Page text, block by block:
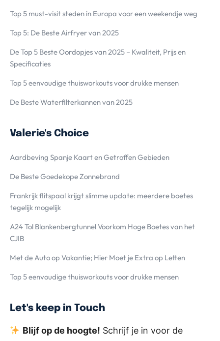
Top 5 must-visit steden in Europa voor een weekendje weg
Top 5: De Beste Airfryer van 2025
De Top 5 Beste Oordopjes van 2025 – Kwaliteit, Prijs en
Specificaties
Top 5 eenvoudige thuisworkouts voor drukke mensen
De Beste Waterfilterkannen van 2025
Valerie's Choice
Aardbeving Spanje Kaart en Getroffen Gebieden
De Beste Goedekope Zonnebrand
Frankrijk flitspaal krijgt slimme update: meerdere boetes
tegelijk mogelijk
A24 Tol Blankenbergtunnel Voorkom Hoge Boetes van het
CJIB
Met de Auto op Vakantie; Hier Moet je Extra op Letten
Top 5 eenvoudige thuisworkouts voor drukke mensen
Let's keep in Touch
Blijf op de hoogte! Schrijf je in voor de